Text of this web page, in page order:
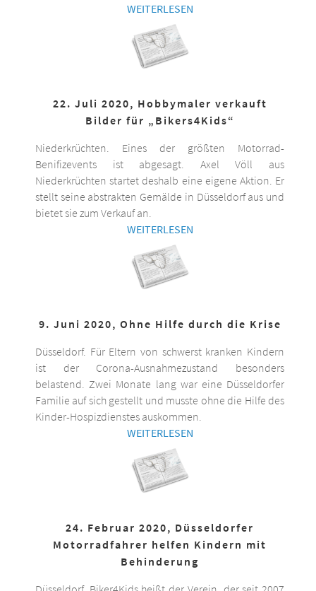
WEITERLESEN
22. Juli 2020, Hobbymaler verkauft
Bilder für „Bikers4Kids“
Niederkrüchten. Eines der größten Motorrad-
Benifizevents ist abgesagt. Axel Völl aus
Niederkrüchten startet deshalb eine eigene Aktion. Er
stellt seine abstrakten Gemälde in Düsseldorf aus und
bietet sie zum Verkauf an.
WEITERLESEN
9. Juni 2020, Ohne Hilfe durch die Krise
Düsseldorf. Für Eltern von schwerst kranken Kindern
ist der Corona-Ausnahmezustand besonders
belastend. Zwei Monate lang war eine Düsseldorfer
Familie auf sich gestellt und musste ohne die Hilfe des
Kinder-Hospizdienstes auskommen.
WEITERLESEN
24. Februar 2020, Düsseldorfer
Motorradfahrer helfen Kindern mit
Behinderung